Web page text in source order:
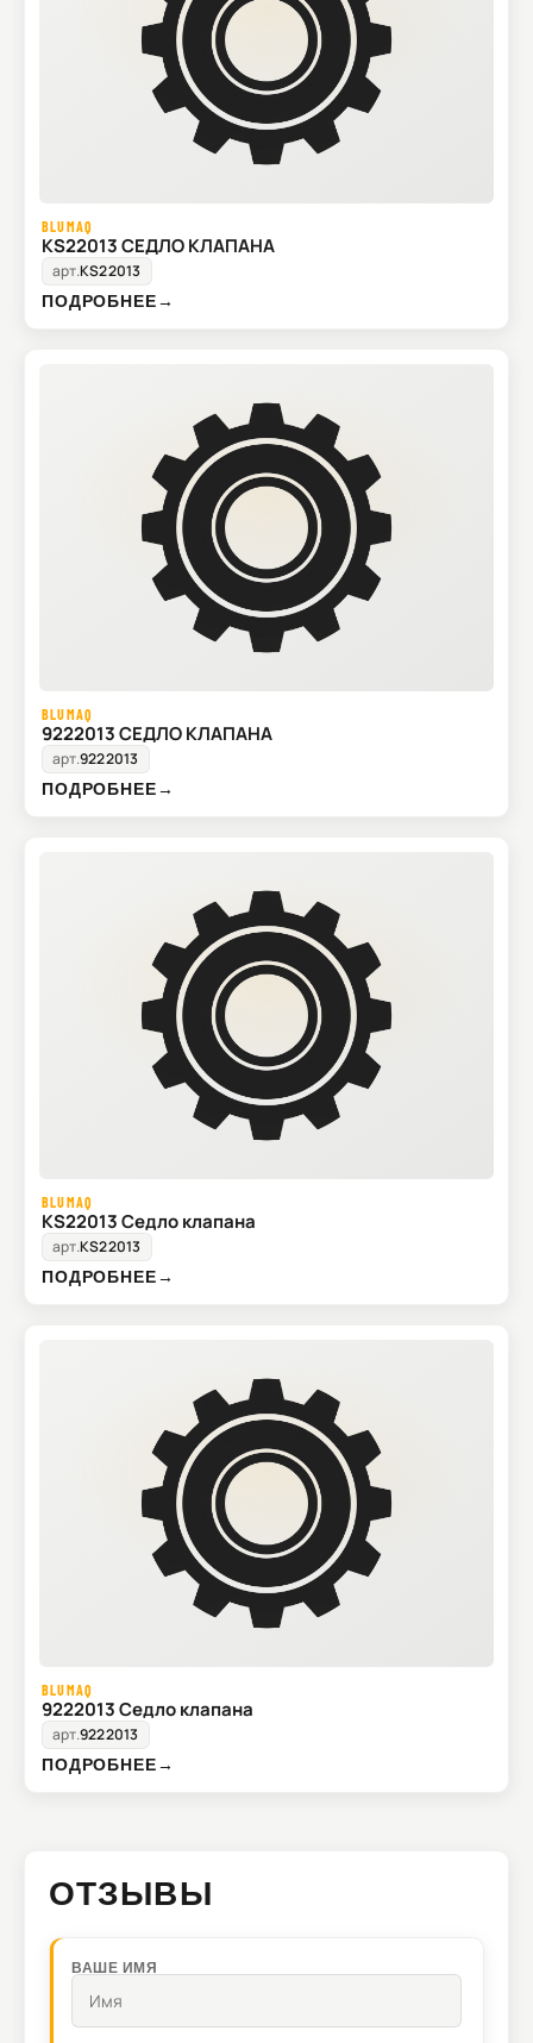
BLUMAQ
KS22013 СЕДЛО КЛАПАНА
арт.KS22013
ПОДРОБНЕЕ→
BLUMAQ
9222013 СЕДЛО КЛАПАНА
арт.9222013
ПОДРОБНЕЕ→
BLUMAQ
KS22013 Седло клапана
арт.KS22013
ПОДРОБНЕЕ→
BLUMAQ
9222013 Седло клапана
арт.9222013
ПОДРОБНЕЕ→
ОТЗЫВЫ
ВАШЕ ИМЯ